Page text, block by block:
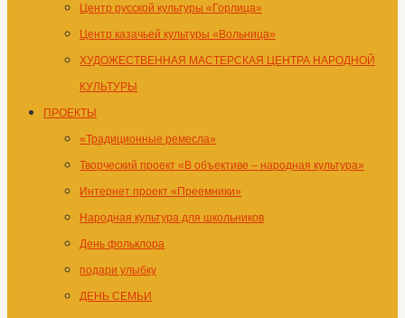
Центр русской культуры «Горлица»
Центр казачьей культуры «Вольница»
ХУДОЖЕСТВЕННАЯ МАСТЕРСКАЯ ЦЕНТРА НАРОДНОЙ
КУЛЬТУРЫ
ПРОЕКТЫ
«Традиционные ремесла»
Творческий проект «В объективе – народная культура»
Интернет проект «Преемники»
Народная культура для школьников
День фольклора
подари улыбку
ДЕНЬ СЕМЬИ